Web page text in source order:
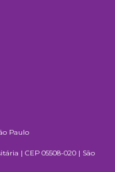
Paulo
| CEP 05508-020 | São